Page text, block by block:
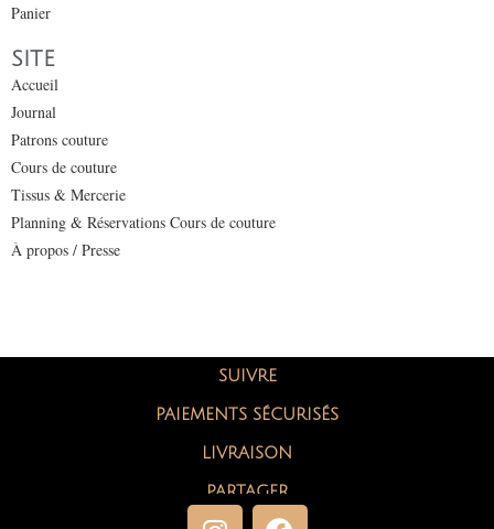
Panier
SITE
Accueil
Journal
Patrons couture
Cours de couture
Tissus & Mercerie
Planning & Réservations Cours de couture
À propos / Presse
SUIVRE
PAIEMENTS SÉCURISÉS
LIVRAISON
PARTAGER